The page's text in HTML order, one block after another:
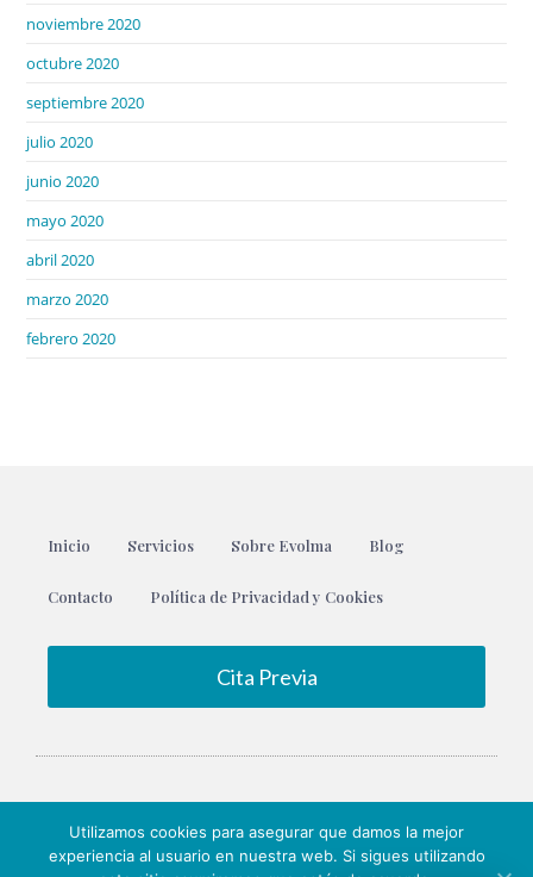
noviembre 2020
octubre 2020
septiembre 2020
julio 2020
junio 2020
mayo 2020
abril 2020
marzo 2020
febrero 2020
Inicio Servicios Sobre Evolma Blog
Contacto Política de Privacidad y Cookies
Cita Previa
© 2020 Todos los derechos reservados. Diseño por
Utilizamos cookies para asegurar que damos la mejor
experiencia al usuario en nuestra web. Si sigues utilizando